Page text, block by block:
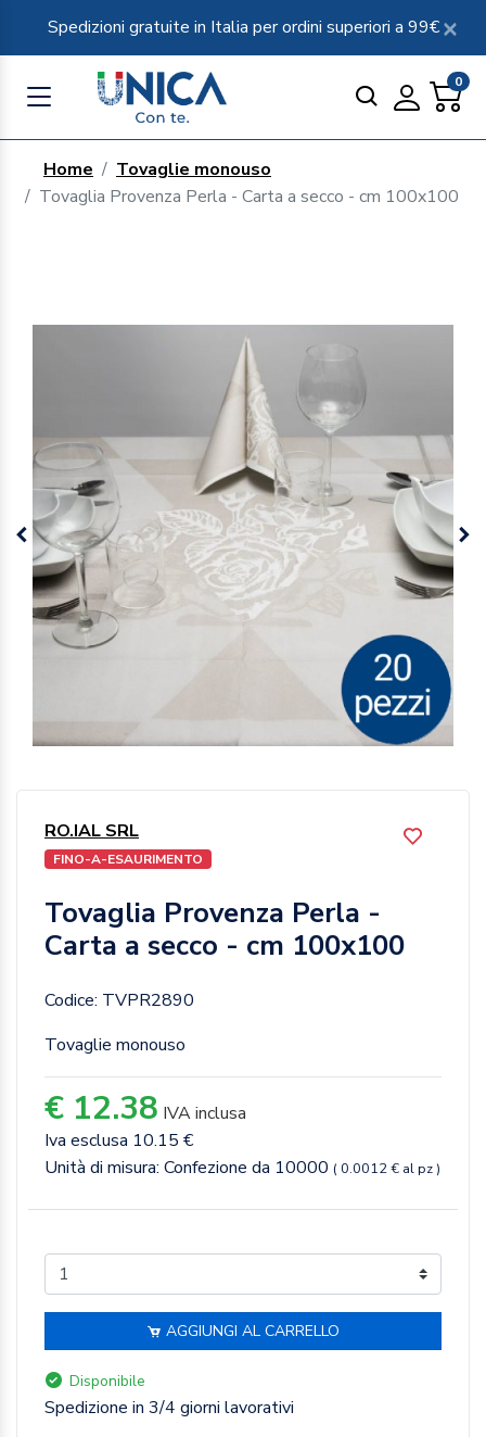
Spedizioni gratuite in Italia per ordini superiori a 99€
0
Home
Tovaglie monouso
Tovaglia Provenza Perla - Carta a secco - cm 100x100
RO.IAL SRL
FINO-A-ESAURIMENTO
Tovaglia Provenza Perla -
Carta a secco - cm 100x100
Codice: TVPR2890
Tovaglie monouso
€ 12.38 IVA inclusa
Iva esclusa 10.15 €
Unità di misura: Confezione da 10000 ( 0.0012 € al pz )
AGGIUNGI AL CARRELLO
Disponibile
Spedizione in 3/4 giorni lavorativi